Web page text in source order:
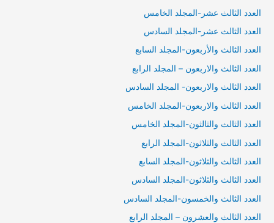
العدد الثالث عشر-المجلد الخامس
العدد الثالث عشر-المجلد السادس
العدد الثالث والأربعون-المجلد السابع
العدد الثالث والاربعون – المجلد الرابع
العدد الثالث والاربعون- المجلد السادس
العدد الثالث والاربعون-المجلد الخامس
العدد الثالث والثالثون-المجلد الخامس
العدد الثالث والثلاثون-المجلد الرابع
العدد الثالث والثلاثون-المجلد السابع
العدد الثالث والثلاثون-المجلد السادس
العدد الثالث والخمسون-المجلد السادس
العدد الثالث والعشرون – المجلد الرابع